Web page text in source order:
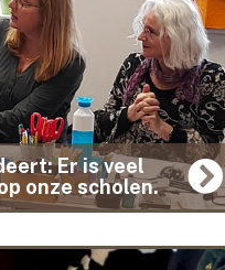
Er is veel
onze scholen.